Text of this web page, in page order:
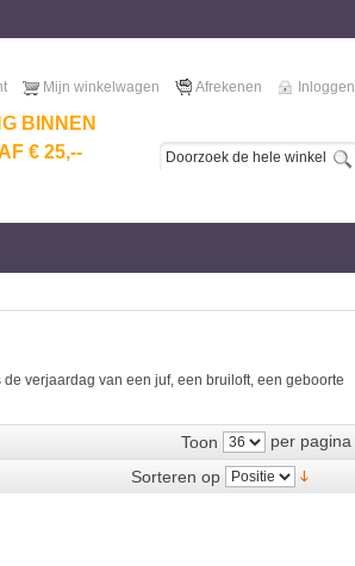
BINNEN
€ 25,--
Mijn winkelwagen Afrekenen Inloggen
verjaardag van een juf, een bruiloft, een geboorte
Toon
per pagina
Sorteren op